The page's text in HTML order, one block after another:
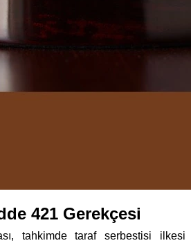
421 Gerekçesi
tahkimde taraf serbestisi ilkesi